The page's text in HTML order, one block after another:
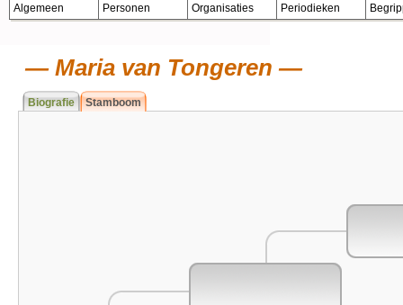
Algemeen Personen Organisaties Periodieken
Maria van Tongeren
Biografie Stamboom